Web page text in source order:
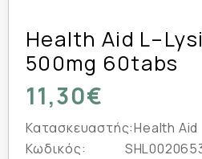
Health Aid
500mg 60tabs
11,30€
Κατασκευαστής:Health Aid
Κωδικός: